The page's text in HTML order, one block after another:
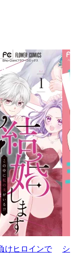
けヒロインで
シ